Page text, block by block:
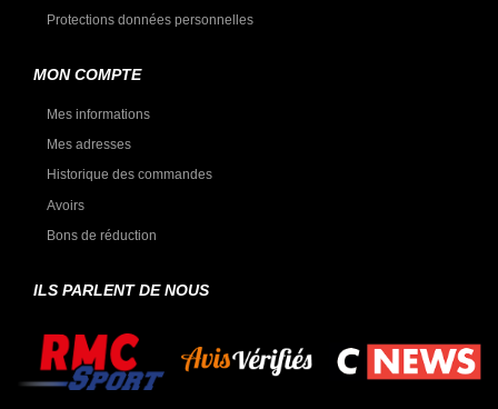
Protections données personnelles
MON COMPTE
Mes informations
Mes adresses
Historique des commandes
Avoirs
Bons de réduction
ILS PARLENT DE NOUS